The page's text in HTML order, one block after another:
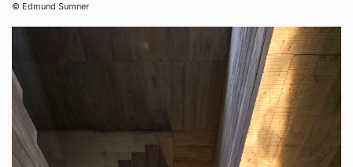
© Edmund Sumner